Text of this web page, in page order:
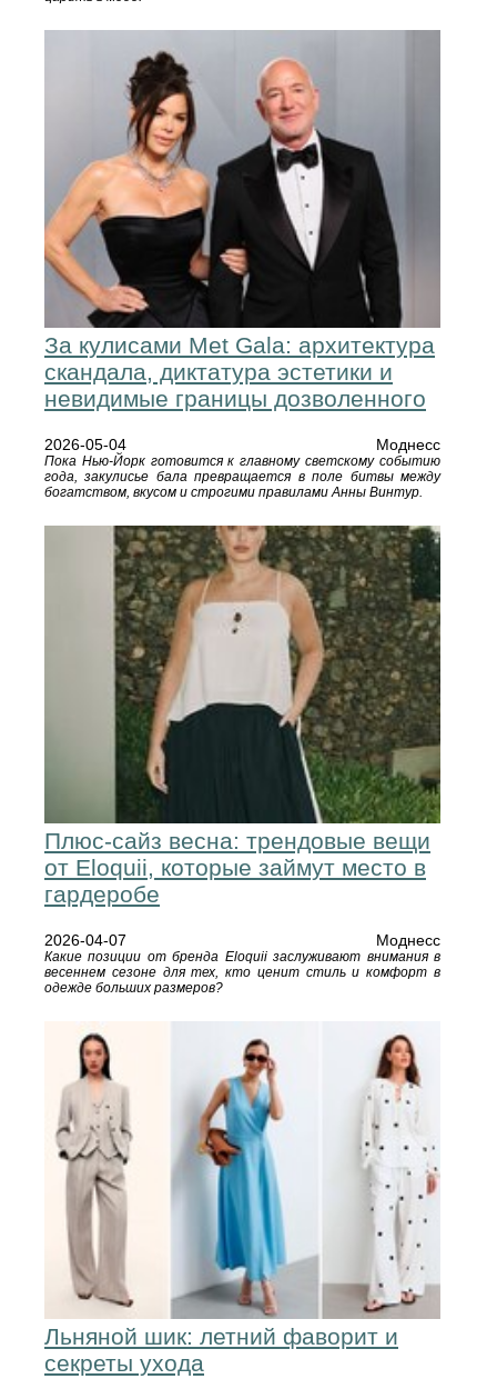
За кулисами Met Gala: архитектура
скандала, диктатура эстетики и
невидимые границы дозволенного
2026-05-04 Моднесс
Пока Нью-Йорк готовится к главному светскому событию
года, закулисье бала превращается в поле битвы между
богатством, вкусом и строгими правилами Анны Винтур.
Плюс-сайз весна: трендовые вещи
от Eloquii, которые займут место в
гардеробе
2026-04-07 Моднесс
Какие позиции от бренда Eloquii заслуживают внимания в
весеннем сезоне для тех, кто ценит стиль и комфорт в
одежде больших размеров?
Льняной шик: летний фаворит и
секреты ухода